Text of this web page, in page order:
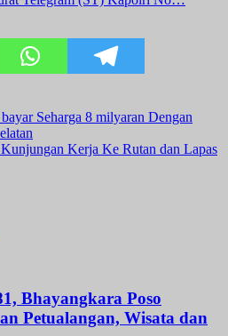
Seharga 8 milyaran Dengan
Kerja Ke Rutan dan Lapas
Bhayangkara Poso
Petualangan, Wisata dan